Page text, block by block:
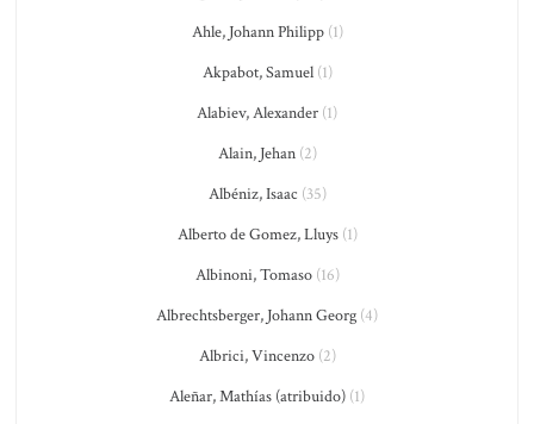
Ahle, Johann Philipp(1)
Akpabot, Samuel(1)
Alabiev, Alexander (1)
Alain, Jehan(2)
Albéniz, Isaac (35)
Alberto de Gomez, Lluys(1)
Albinoni, Tomaso(16)
Albrechtsberger, Johann Georg (4)
Albrici, Vincenzo(2)
Aleñar, Mathías (atribuido) (1)